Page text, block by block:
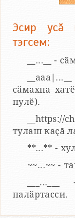
Эсир усӑ
тэгсем:
__...__ -
сӑмахпа
пулӗ).
__https://
тулаш каҫӑ
**...** -
~~...~~ -
палӑртасси.